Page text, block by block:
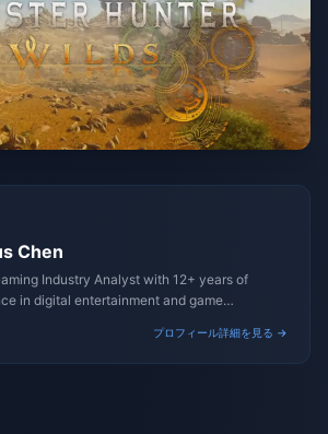
Chen
Industry Analyst with 12+ years of
in digital entertainment and game
プロフィール詳細を見る →